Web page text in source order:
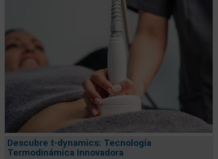
Descubre t-dynamics: Tecnología
Termodinámica Innovadora